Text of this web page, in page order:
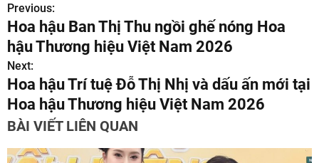
Đ
i
ề
u
h
ư
Previous:
Hoa hậu Ban Thị Thu ngồi ghế nóng Hoa
hậu Thương hiệu Việt Nam 2026
Next:
Hoa hậu Trí tuệ Đỗ Thị Nhị và dấu ấn mới tại
Hoa hậu Thương hiệu Việt Nam 2026
BÀI VIẾT LIÊN QUAN